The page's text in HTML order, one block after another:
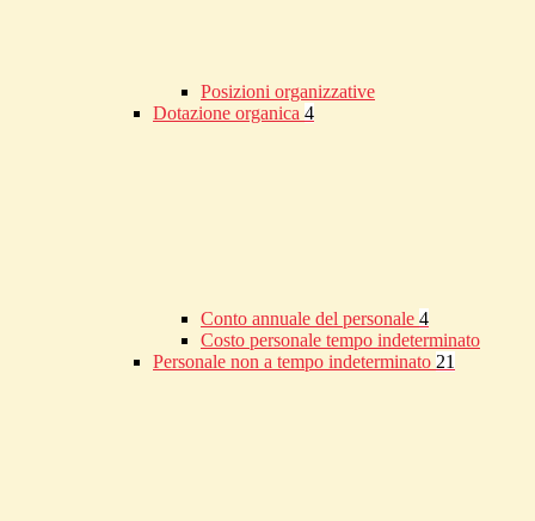
Posizioni organizzative
Dotazione organica 4
Conto annuale del personale 4
Costo personale tempo indeterminato
Personale non a tempo indeterminato 21